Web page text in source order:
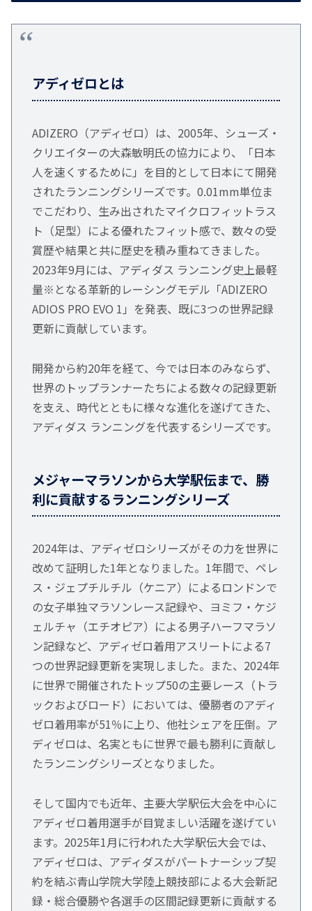
アディゼロとは
ADIZERO（アディゼロ）は、2005年、シューズ・
クリエイターの大森敏明氏の協力により、「日本
人を速くするために」を目的として日本にて開発
されたランニングシリーズです。0.01mm単位ま
でこだわり、生み出されたマイクロフィットラス
ト（足型）による優れたフィット感で、数々の受
賞歴や結果と共に歴史を積み重ねてきました。
2023年9月には、アディダス ランニング史上最軽
量※となる革新的レーシングモデル「ADIZERO
ADIOS PRO EVO 1」を発表、既に3つの世界記録
更新に貢献しています。
開発から約20年を経て、今では日本のみならず、
世界のトップランナーたちによる数々の記録更新
を支え、時代とともに様々な進化を遂げてきた、
アディダス ランニングを代表するシリーズです。
メジャーマラソンから大学駅伝まで、勝
利に貢献するランニングシリーズ
2024年は、アディゼロシリーズがその力を世界に
改めて証明した1年となりました。1年間で、ペレ
ス・ジェプチルチル（ケニア）によるロンドンで
の女子単独マラソンレース記録や、ヨミフ・ケジ
ェルチャ（エチオピア）による男子ハーフマラソ
ン記録など、アディゼロ着用アスリートによる7
つの世界記録更新を実現しました。また、2024年
に世界で開催されたトップ50の主要レース（トラ
ックおよびロード）においては、優勝者のアディ
ゼロ着用率が51％に上り、他社シェアを圧倒。ア
ディゼロは、名実ともに世界で最も勝利に貢献し
たランニングシリーズとなりました。
そして国内でも近年、主要大学駅伝大会を中心に
アディゼロ着用選手が目覚ましい活躍を遂げてい
ます。2025年1月に行われた大学駅伝大会では、
アディゼロは、アディダスがパートナーシップ契
約を結ぶ青山学院大学陸上競技部による大会新記
録・総合優勝や各選手の区間記録更新に貢献する